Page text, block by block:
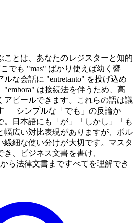
ことは、あなたのレジスターと知的
でも "mas" ばかり使えば幼く響
な会話に "entretanto" を投げ込め
は接続法を伴うため、高
アピールできます。これらの語は議
— シンプルな「でも」の反論か
。日本語にも「が」「しかし」「も
幅広い対比表現がありますが、ポル
繊細な使い分けが大切です。マスタ
、ビジネス文書を書け、
ら法律文書まですべてを理解でき